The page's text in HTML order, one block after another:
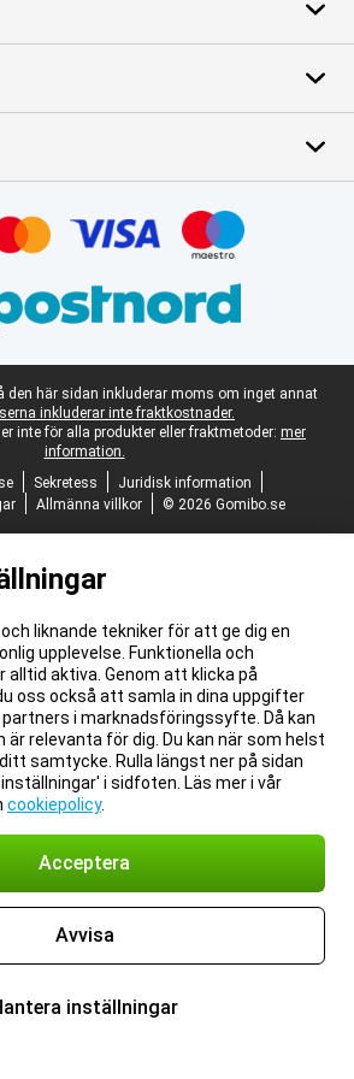
den här sidan inkluderar moms om inget annat
inkluderar inte fraktkostnader.
inte för alla produkter eller fraktmetoder: mer
information.
Sekretess
Juridisk information
Allmänna villkor © 2026 Gomibo.se
liknande tekniker för att ge dig en
upplevelse. Funktionella och
alltid aktiva. Genom att klicka på
oss också att samla in dina uppgifter
i marknadsföringssyfte. Då kan
är relevanta för dig. Du kan när som helst
samtycke. Rulla längst ner på sidan
i sidfoten. Läs mer i vår
cookiepolicy.
Acceptera
Avvisa
inställningar